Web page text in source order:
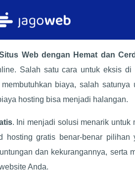
Web dengan Hemat dan
Salah satu cara untuk eksis
biaya, salah
hosting bisa menjadi halangan.
. Ini menjadi solusi menarik untuk
hosting gratis benar-benar
dan kekurangannya, serta
Anda.